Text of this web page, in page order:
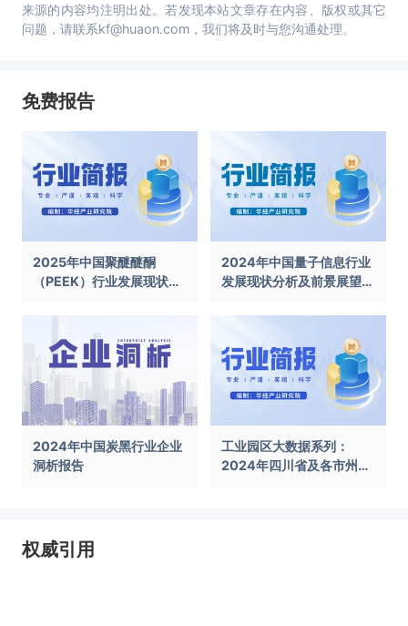
来源的内容均注明出处。若发现本站文章存在内容、版权或其它
问题，请联系kf@huaon.com，我们将及时与您沟通处理。
免费报告
2025年中国聚醚醚酮
（PEEK）行业发展现状及
2024年中国量子信息行业
发展现状分析及前景展望报
2024年中国炭黑行业企业
洞析报告
工业园区大数据系列：
2024年四川省及各市州工
权威引用